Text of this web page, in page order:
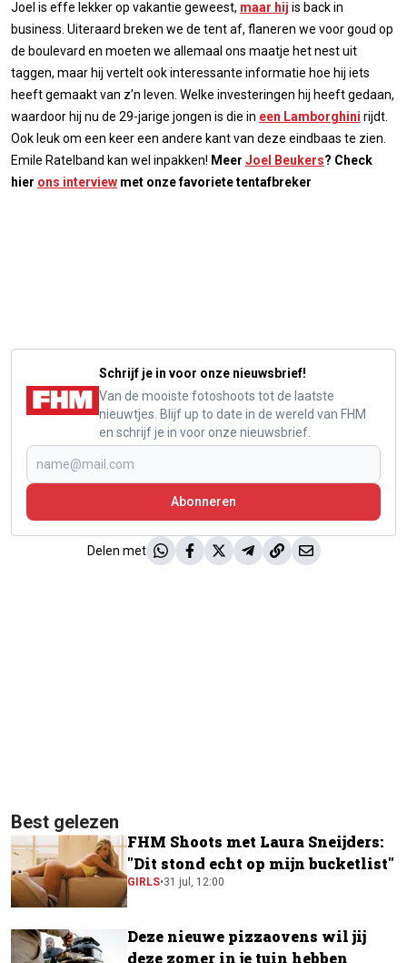
Joel is effe lekker op vakantie geweest, maar hij is back in
business. Uiteraard breken we de tent af, flaneren we voor goud op
de boulevard en moeten we allemaal ons maatje het nest uit
taggen, maar hij vertelt ook interessante informatie hoe hij iets
heeft gemaakt van z’n leven. Welke investeringen hij heeft gedaan,
waardoor hij nu de 29-jarige jongen is die in een Lamborghini rijdt.
Ook leuk om een keer een andere kant van deze eindbaas te zien.
Emile Ratelband kan wel inpakken! Meer Joel Beukers? Check
hier ons interview met onze favoriete tentafbreker
Schrijf je in voor onze nieuwsbrief!
Van de mooiste fotoshoots tot de laatste
nieuwtjes. Blijf up to date in de wereld van FHM
en schrijf je in voor onze nieuwsbrief.
Abonneren
Delen met
Best gelezen
FHM Shoots met Laura Sneijders:
"Dit stond echt op mijn bucketlist"
GIRLS•31 jul, 12:00
Deze nieuwe pizzaovens wil jij
deze zomer in je tuin hebben